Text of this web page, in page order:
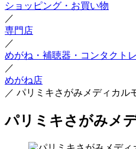
ショッピング・お買い物
／
専門店
／
めがね・補聴器・コンタクト
／
めがね店
／ パリミキさがみメディカル
パリミキさがみメ